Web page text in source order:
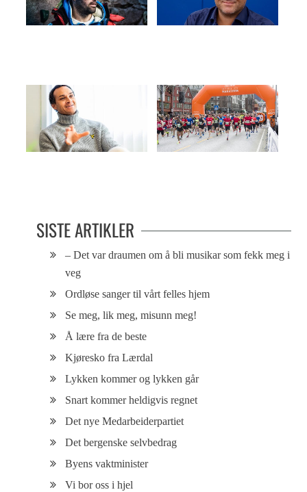
SISTE ARTIKLER
– Det var draumen om å bli musikar som fekk meg i
veg
Ordløse sanger til vårt felles hjem
Se meg, lik meg, misunn meg!
Å lære fra de beste
Kjøresko fra Lærdal
Lykken kommer og lykken går
Snart kommer heldigvis regnet
Det nye Medarbeiderpartiet
Det bergenske selvbedrag
Byens vaktminister
Vi bor oss i hjel